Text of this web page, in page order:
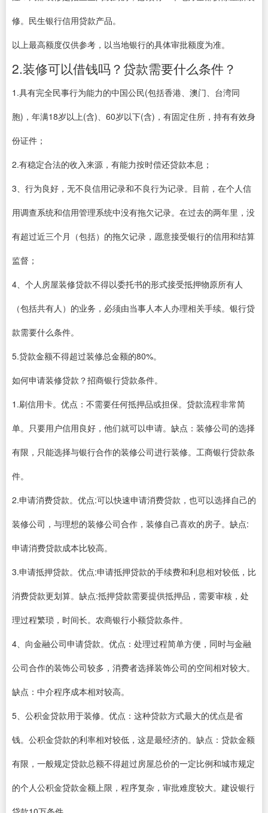
修。民生银行信用贷款产品。
以上最高额度仅供参考，以当地银行的具体审批额度为准。
2.装修可以借钱吗？贷款需要什么条件？
1.具有完全民事行为能力的中国公民(包括香港、澳门、台湾同
胞)，年满18岁以上(含)、60岁以下(含)，有固定住所，持有有效身
份证件；
2.有稳定合法的收入来源，有能力按时偿还贷款本息；
3、行为良好，无不良信用记录和不良行为记录。目前，在个人信
用调查系统和信用管理系统中没有拖欠记录。在过去的两年里，没
有超过近三个月（包括）的拖欠记录，愿意接受银行的信用和结算
监督；
4、个人房屋装修贷款不得以委托书的形式接受抵押物原所有人
（包括共有人）的业务，必须由当事人本人办理相关手续。银行贷
款需要什么条件。
5.贷款金额不得超过装修总金额的80%。
如何申请装修贷款？招商银行贷款条件。
1.刷信用卡。优点：不需要任何抵押品或担保。贷款流程非常简
单。只要用户信用良好，他们就可以申请。缺点：装修公司的选择
有限，只能选择与银行合作的装修公司进行装修。工商银行贷款条
件。
2.申请消费贷款。优点:可以快速申请消费贷款，也可以选择自己的
装修公司，与理想的装修公司合作，装修自己喜欢的房子。缺点:
申请消费贷款成本比较高。
3.申请抵押贷款。优点:申请抵押贷款的手续费和利息相对较低，比
消费贷款更划算。缺点:抵押贷款需要提供抵押品，需要审核，处
理过程繁琐，时间长。农商银行小额贷款条件。
4、向金融公司申请贷款。优点：处理过程简单方便，同时与金融
公司合作的装饰公司较多，消费者选择装饰公司的空间相对较大。
缺点：中介程序成本相对较高。
5、公积金贷款用于装修。优点：这种贷款方式最大的优点是省
钱。公积金贷款的利率相对较低，这是最经济的。缺点：贷款金额
有限，一般规定贷款总额不得超过房屋总价的一定比例和城市规定
的个人公积金贷款金额上限，程序复杂，审批难度较大。建设银行